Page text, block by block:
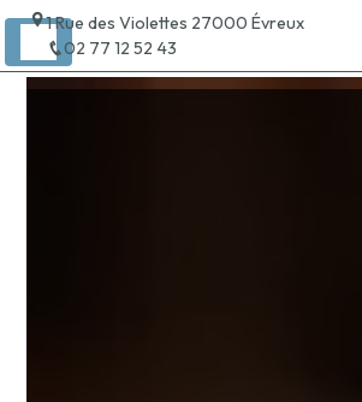
1 Rue des Violettes 27000 Évreux
02 77 12 52 43
Panneau de gestion des cookies